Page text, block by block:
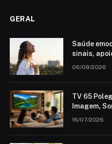
GERAL
Saúde
sinais,
06/08/2026
TV 65
Imagem,
16/07/2026